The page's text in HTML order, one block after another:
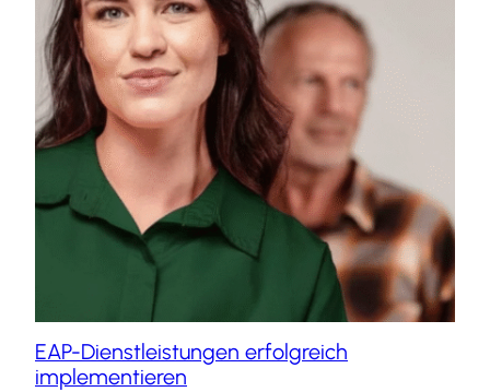
EAP-Dienstleistungen erfolgreich
implementieren